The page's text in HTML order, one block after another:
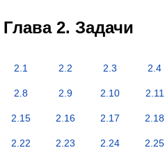
Глава 2. Задачи
2.1 2.2 2.3 2.4
2.8 2.9 2.10 2.11
2.15 2.16 2.17 2.18
2.22 2.23 2.24 2.25